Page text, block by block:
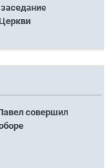
совершил